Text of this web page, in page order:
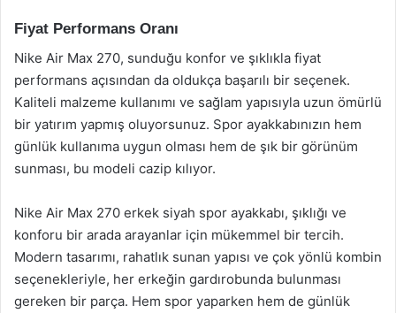
Fiyat Performans Oranı
Nike Air Max 270, sunduğu konfor ve şıklıkla fiyat
performans açısından da oldukça başarılı bir seçenek.
Kaliteli malzeme kullanımı ve sağlam yapısıyla uzun ömürlü
bir yatırım yapmış oluyorsunuz. Spor ayakkabınızın hem
günlük kullanıma uygun olması hem de şık bir görünüm
sunması, bu modeli cazip kılıyor.
Nike Air Max 270 erkek siyah spor ayakkabı, şıklığı ve
konforu bir arada arayanlar için mükemmel bir tercih.
Modern tasarımı, rahatlık sunan yapısı ve çok yönlü kombin
seçenekleriyle, her erkeğin gardırobunda bulunması
gereken bir parça. Hem spor yaparken hem de günlük